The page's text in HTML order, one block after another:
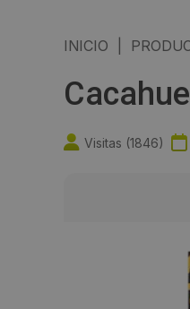
INICIO
Visitas (1846)